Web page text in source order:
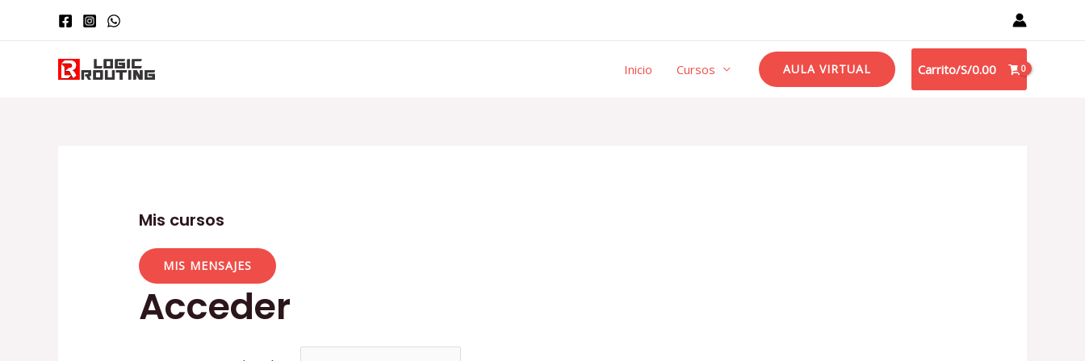
Inicio Cursos AULA VIRTUAL Carrito/S/0.00
Mis cursos
MIS MENSAJES
Acceder